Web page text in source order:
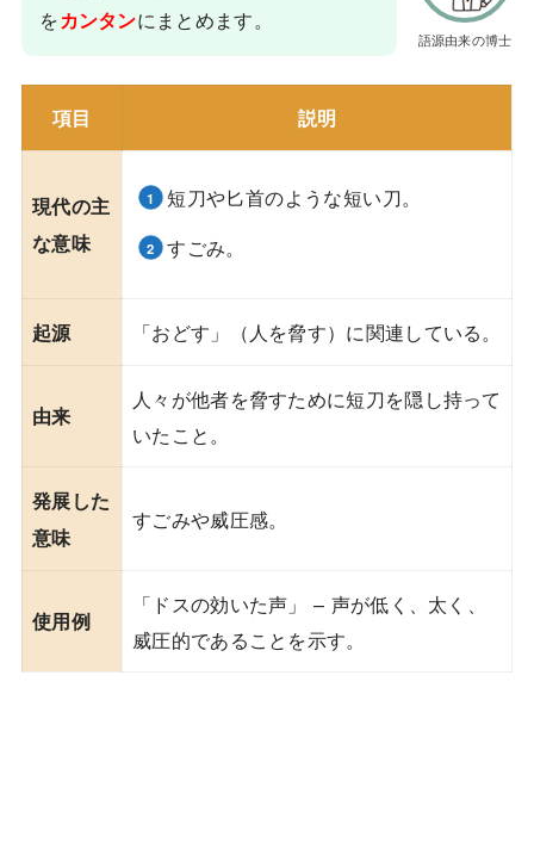
語源由来の博士
をカンタンにまとめます。
項目 説明
現代の主
な意味
短刀や匕首のような短い刀。
すごみ。
起源 「おどす」（人を脅す）に関連している。
由来
人々が他者を脅すために短刀を隠し持って
いたこと。
発展した
意味
すごみや威圧感。
使用例
「ドスの効いた声」 – 声が低く、太く、
威圧的であることを示す。